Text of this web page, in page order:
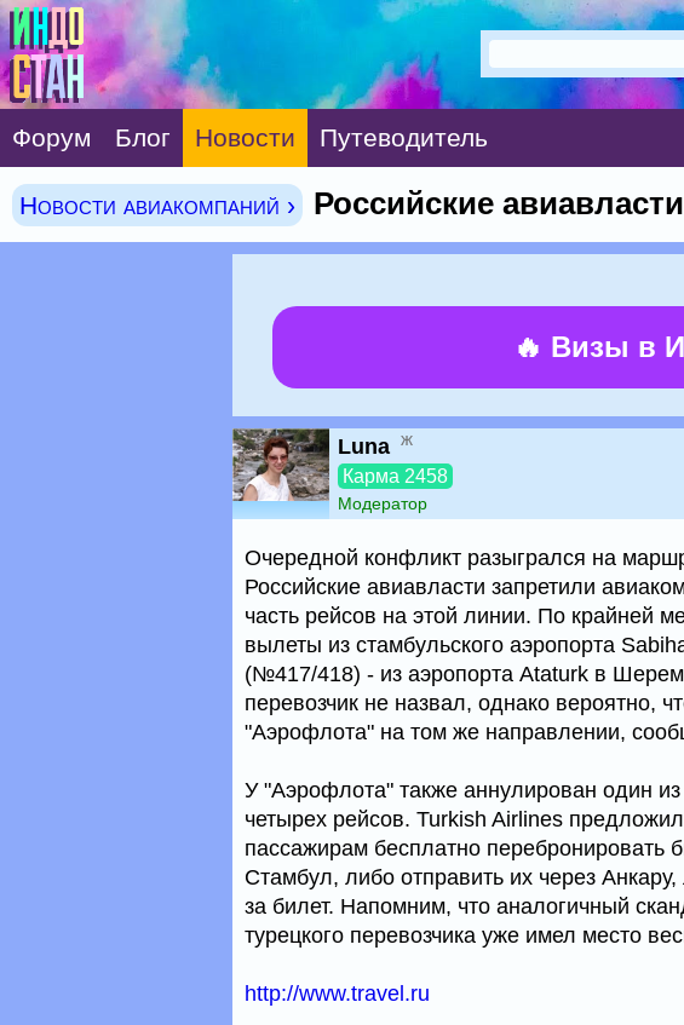
Форум Блог Новости Путеводитель
Новости авиакомпаний › Российские
🔥 Визы в
Luna ж
Карма 2458
Модератор
Очередной конфликт разыгрался на
Российские авиавласти запретили
часть рейсов на этой линии. По крайней
вылеты из стамбульского аэропорта
(№417/418) - из аэропорта Ataturk в
перевозчик не назвал, однако вероятно,
"Аэрофлота" на том же направлении,
У "Аэрофлота" также аннулирован один
четырех рейсов. Turkish Airlines
пассажирам бесплатно перебронировать
Стамбул, либо отправить их через
за билет. Напомним, что аналогичный
турецкого перевозчика уже имел место
http://www.travel.ru